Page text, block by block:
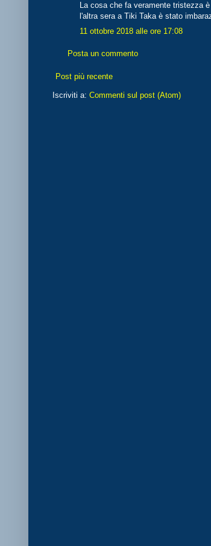
La cosa che fa veramente tristezza
l'altra sera a Tiki Taka è stato
11 ottobre 2018 alle ore 17:08
Posta un commento
Post più recente
Iscriviti a: Commenti sul post (Atom)